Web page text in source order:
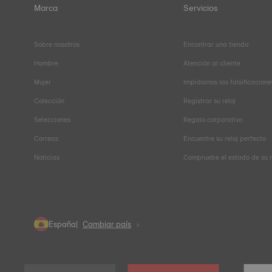
Marca
Sobre nosotros
Hombre
Mujer
Colección
Selecciones
Correas
Noticias
Servicios
Encontrar una tienda
Atención al cliente
Impidamos las
Registrar su reloj
Regalo corporativo
Encuentre su reloj perfecto
Compruebe el estado de su
España Cambiar país